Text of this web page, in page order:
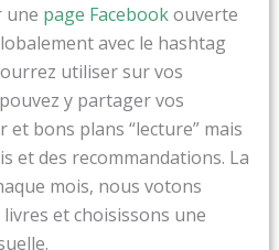
une page Facebookouverte
avec le hashtag
utiliser sur vos
y partager vos
bons plans “lecture” mais
et des recommandations. La
mois, nous votons
et choisissons une